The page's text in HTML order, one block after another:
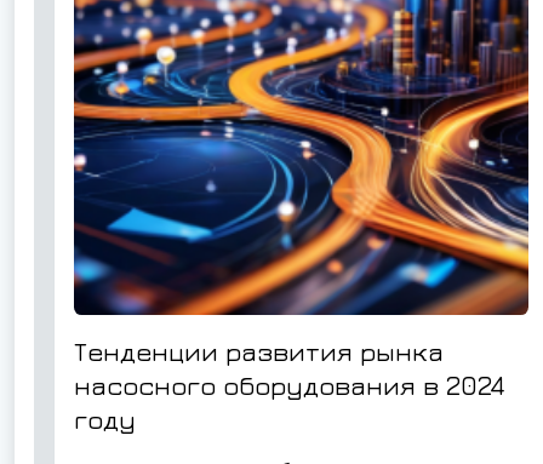
Тенденции развития рынка
насосного оборудования в 2024
году